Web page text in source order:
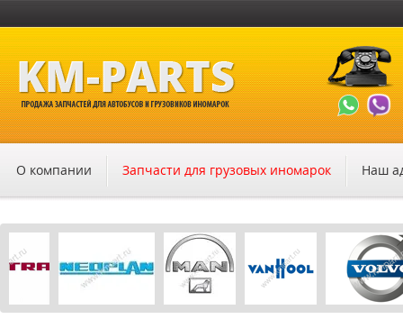
О компании Запчасти для грузовых иномарок Наш